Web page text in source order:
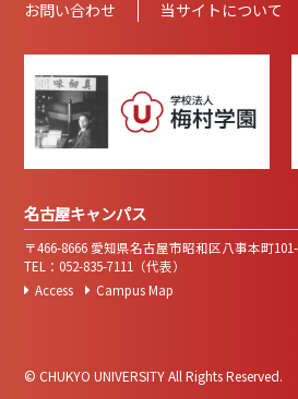
お問い合わせ 当サイトについて
名古屋キャンパス
〒466-8666 愛知県名古屋市昭和区八事本町
TEL：052-835-7111（代表）
Access
Campus Map
© CHUKYO UNIVERSITY All Rights Reserved.